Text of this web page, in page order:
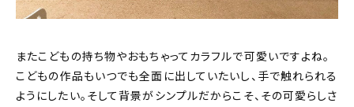
またこどもの持ち物やおもちゃってカラフルで可愛いですよね。
こどもの作品もいつでも全面に出していたいし、手で触れられる
ようにしたい。そして背景がシンプルだからこそ、その可愛らしさ